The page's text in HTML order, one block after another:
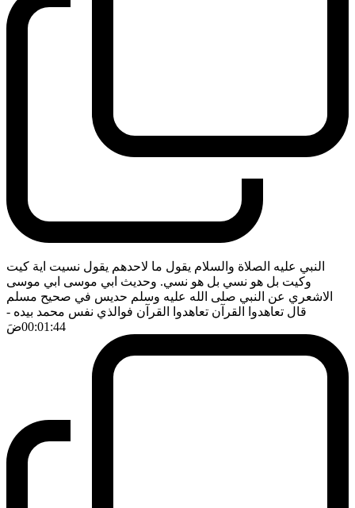
النبي عليه الصلاة والسلام يقول ما لاحدهم يقول نسيت اية كيت
وكيت بل هو نسي بل هو نسي. وحديث ابي موسى ابي موسى
الاشعري عن النبي صلى الله عليه وسلم حديس في صحيح مسلم
قال تعاهدوا القرآن تعاهدوا القرآن فوالذي نفس محمد بيده -
00:01:44ضَ